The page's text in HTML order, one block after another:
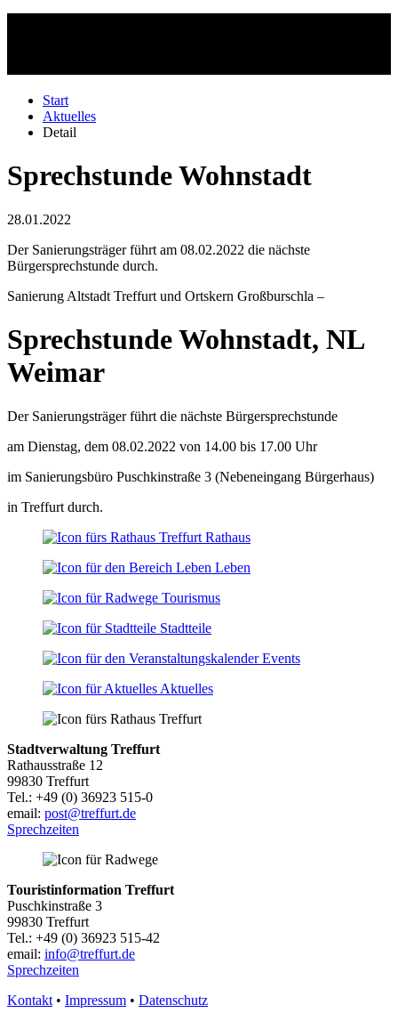
Start
Aktuelles
Detail
Sprechstunde Wohnstadt
28.01.2022
Der Sanierungsträger führt am 08.02.2022 die nächste
Bürgersprechstunde durch.
Sanierung Altstadt Treffurt und Ortskern Großburschla –
Sprechstunde Wohnstadt, NL
Weimar
Der Sanierungsträger führt die nächste Bürgersprechstunde
am Dienstag, dem 08.02.2022 von 14.00 bis 17.00 Uhr
im Sanierungsbüro Puschkinstraße 3 (Nebeneingang Bürgerhaus)
in Treffurt durch.
Rathaus
Leben
Tourismus
Stadtteile
Events
Aktuelles
Stadtverwaltung Treffurt
Rathausstraße 12
99830 Treffurt
Tel.: +49 (0) 36923 515-0
email: post@treffurt.de
Sprechzeiten
Touristinformation Treffurt
Puschkinstraße 3
99830 Treffurt
Tel.: +49 (0) 36923 515-42
email: info@treffurt.de
Sprechzeiten
Kontakt • Impressum • Datenschutz